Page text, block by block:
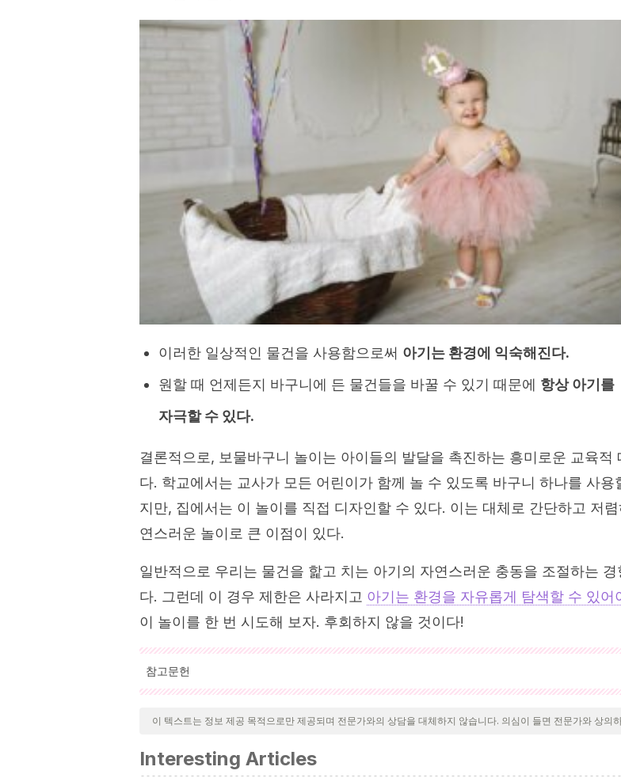
이러한 일상적인 물건을 사용함으로써 아기는 환경에 익숙해진다.
원할 때 언제든지 바구니에 든 물건들을 바꿀 수 있기 때문에 항상 아기를
자극할 수 있다.
결론적으로, 보물바구니 놀이는 아이들의 발달을 촉진하는 흥미로운 교육적
다. 학교에서는 교사가 모든 어린이가 함께 놀 수 있도록 바구니 하나를 사용
지만, 집에서는 이 놀이를 직접 디자인할 수 있다. 이는 대체로 간단하고 저
연스러운 놀이로 큰 이점이 있다.
일반적으로 우리는 물건을 핥고 치는 아기의 자연스러운 충동을 조절하는 경
다. 그런데 이 경우 제한은 사라지고 아기는 환경을 자유롭게 탐색할 수 있어
이 놀이를 한 번 시도해 보자. 후회하지 않을 것이다!
참고문헌
인용된 모든 출처는 우리 팀에 의해 집요하게 검토되어 질의의 질, 신뢰성, 시대에 맞음 및 타당성
기 위해 처리되었습니다. 이 문서의 참고 문헌은 신뢰성이 있으며 학문적 또는 과학적으로 정확합
Psychology Press.https://books.google.es/books?
이 텍스트는 정보 제공 목적으로만 제공되며 전문가와의 상담을 대체하지 않습니다. 의심이 들면 전문가와 상의
Interesting Articles